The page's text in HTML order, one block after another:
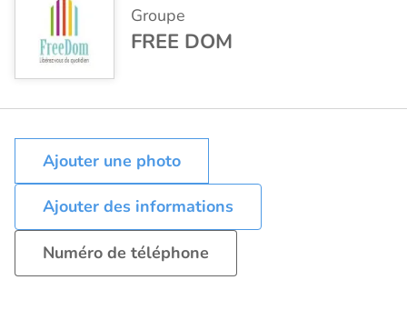
Groupe
FREE DOM
Ajouter des informations
Numéro de téléphone